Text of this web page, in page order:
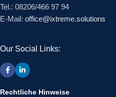
Tel.: 08206/466 97 94
E-Mail: office@ixtreme.solutions
Our Social Links:
Rechtliche Hinweise